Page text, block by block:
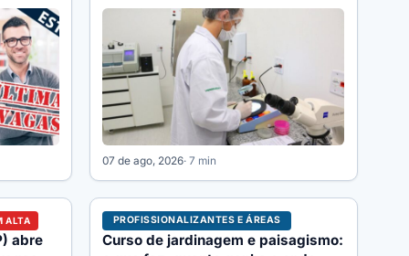
Veja
se inscrever pelo SENAI-PE. Guia
07 de ago, 2026· 7 min
ALTA
abre
PROFISSIONALIZANTES E ÁREAS
Curso de jardinagem e paisagismo: